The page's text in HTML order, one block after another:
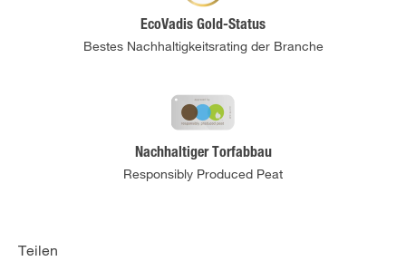
EcoVadis Gold-Status
Bestes Nachhaltigkeitsrating der Branche
Nachhaltiger Torfabbau
Responsibly Produced Peat
Teilen